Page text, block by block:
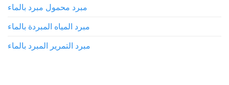
مبرد محمول مبرد بالماء
مبرد المياه المبردة بالماء
مبرد التمرير المبرد بالماء